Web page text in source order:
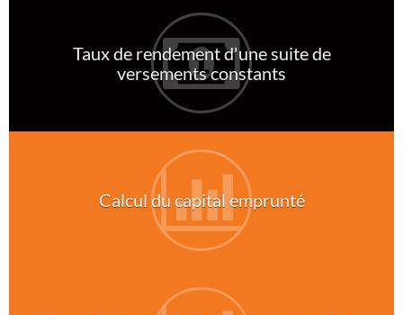
Taux de rendement d'une suite de
versements constants
Calcul du capital emprunté